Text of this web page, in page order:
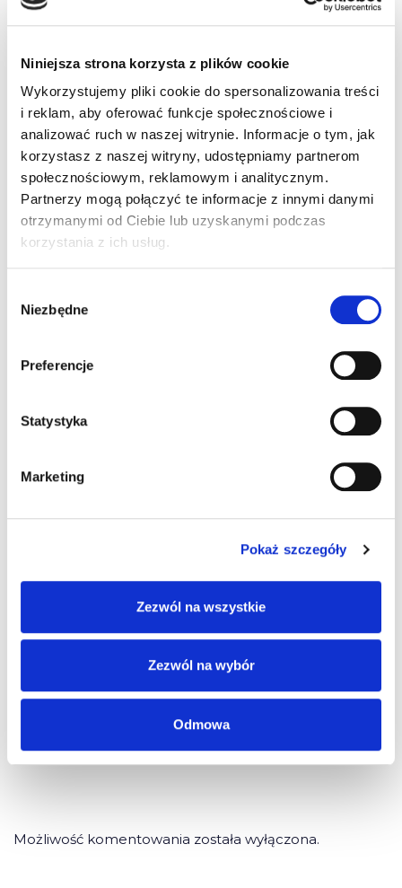
Niniejsza strona korzysta z plików cookie
Wykorzystujemy pliki cookie do spersonalizowania treści
i reklam, aby oferować funkcje społecznościowe i
analizować ruch w naszej witrynie. Informacje o tym, jak
korzystasz z naszej witryny, udostępniamy partnerom
społecznościowym, reklamowym i analitycznym.
Partnerzy mogą połączyć te informacje z innymi danymi
otrzymanymi od Ciebie lub uzyskanymi podczas
korzystania z ich usług.
zgody
Niezbędne
Preferencje
Statystyka
Marketing
Pokaż szczegóły
Zezwól na wszystkie
Zezwól na wybór
Odmowa
problematyki skargowej.
Kierowcy za e-learningiem
E-learning w edukacji polskiej na dobre rozwinął
skrzydła. Na rynku szkoleń kierowców jest już obecny
od kilku lat, a od przyszłego roku wkroczy do
szkolnictwa powszechnego.
Inteligentne kierowanie, zwane jazdą defensywną
systemach, które wspomagają kierowcę w czasie jazdy
roku życia może kierować 40 tonową ciężarówką?
Felieton Janusza Ujmy: Pytanie o pytania, czyli kto
„Szkoła Jazdy”. Zamów już dziś”
Pingback:ทดลองเล่นสล็อต 2023
Pingback:
Możliwość komentowania została wyłączona.